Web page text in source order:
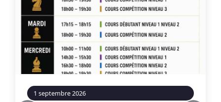
1 septembre 2026